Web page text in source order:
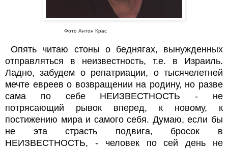
Фото Антон Крас
Опять читаю стоны о беднягах, вынужденных
отправляться в неизвестность, т.е. в Израиль.
Ладно, забудем о репатриации, о тысячелетней
мечте евреев о возвращении на родину, но разве
сама по себе НЕИЗВЕСТНОСТЬ - не
потрясающий рывок вперед, к новому, к
постижению мира и самого себя. Думаю, если бы
не эта страсть подвига, бросок в
НЕИЗВЕСТНОСТЬ, - человек по сей день не